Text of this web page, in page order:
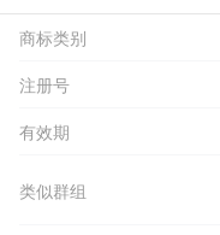
商标类别
注册号
有效期
类似群组